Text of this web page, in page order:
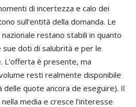
di incertezza e calo dei
sull’entità della domanda. Le
restano stabili in quanto
doti di salubrità e per le
è presente, ma
resti realmente disponibile
delle quote ancora de eseguire). Il
media e cresce l’interesse